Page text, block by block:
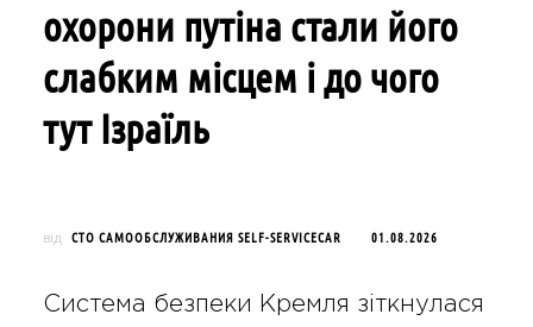
охорони путіна стали його
слабким місцем і до чого
тут Ізраїль
від СТО САМООБСЛУЖИВАНИЯ SELF-SERVICECAR 01.08.2026
Система безпеки Кремля зіткнулася